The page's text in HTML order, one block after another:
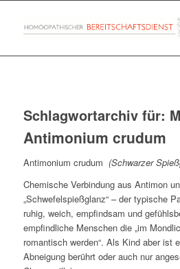
Schlagwortarchiv für:
Antimonium crudum
Antimonium crudum (Schwarzer
Chemische Verbindung aus Antimon
„Schwefelspießglanz“ – der typische
ruhig, weich, empfindsam und
empfindliche Menschen die „im
romantisch werden“. Als Kind aber ist
Abneigung berührt oder auch nur